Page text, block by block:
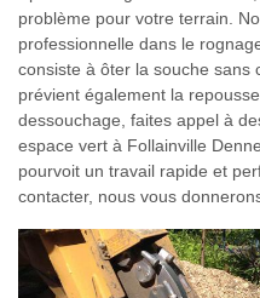
problème pour votre terrain.
professionnelle dans le
consiste à ôter la souche sans
prévient également la
dessouchage, faites appel à
espace vert à Follainville
pourvoit un travail rapide et
contacter, nous vous